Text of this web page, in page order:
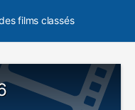
films classés